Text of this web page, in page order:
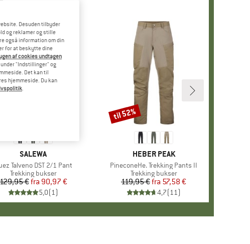
MÆRKE
SALEWA
Talveno DST 2/1 Pant
Produktgruppe
Trekking bukser
Pris
€ Nedsat pris
fra 90,97 €
5,0(1)
MÆRKE
HEBER PEAK
Artikel
PineconeHe. Trekking Pants II
Produktgruppe
Trekking bukser
Pris
119,95 € Nedsat pris
fra 57,58 €
4,7(11)
Rabat
til 52%
Desuden tilbyder
og reklamer og stille
også information om din
for at beskytte dine
af cookies undtagen
"Indstillinger" og
Det kan til
hjemmeside. Du kan
.